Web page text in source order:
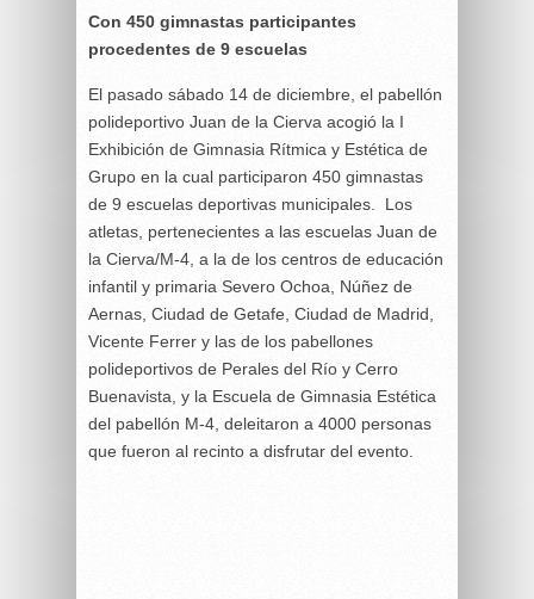
Con 450 gimnastas participantes
procedentes de 9 escuelas
El pasado sábado 14 de diciembre, el pabellón
polideportivo Juan de la Cierva acogió la I
Exhibición de Gimnasia Rítmica y Estética de
Grupo en la cual participaron 450 gimnastas
de 9 escuelas deportivas municipales. Los
atletas, pertenecientes a las escuelas Juan de
la Cierva/M-4, a la de los centros de educación
infantil y primaria Severo Ochoa, Núñez de
Aernas, Ciudad de Getafe, Ciudad de Madrid,
Vicente Ferrer y las de los pabellones
polideportivos de Perales del Río y Cerro
Buenavista, y la Escuela de Gimnasia Estética
del pabellón M-4, deleitaron a 4000 personas
que fueron al recinto a disfrutar del evento.